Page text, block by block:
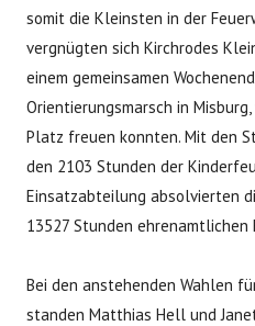
somit die Kleinsten in der
vergnügten sich Kirchrodes
einem gemeinsamen
Orientierungsmarsch in
Platz freuen konnten. Mit den
den 2103 Stunden der
Einsatzabteilung absolvierten
13527 Stunden ehrenamtlichen
Bei den anstehenden Wahlen
standen Matthias Hell und